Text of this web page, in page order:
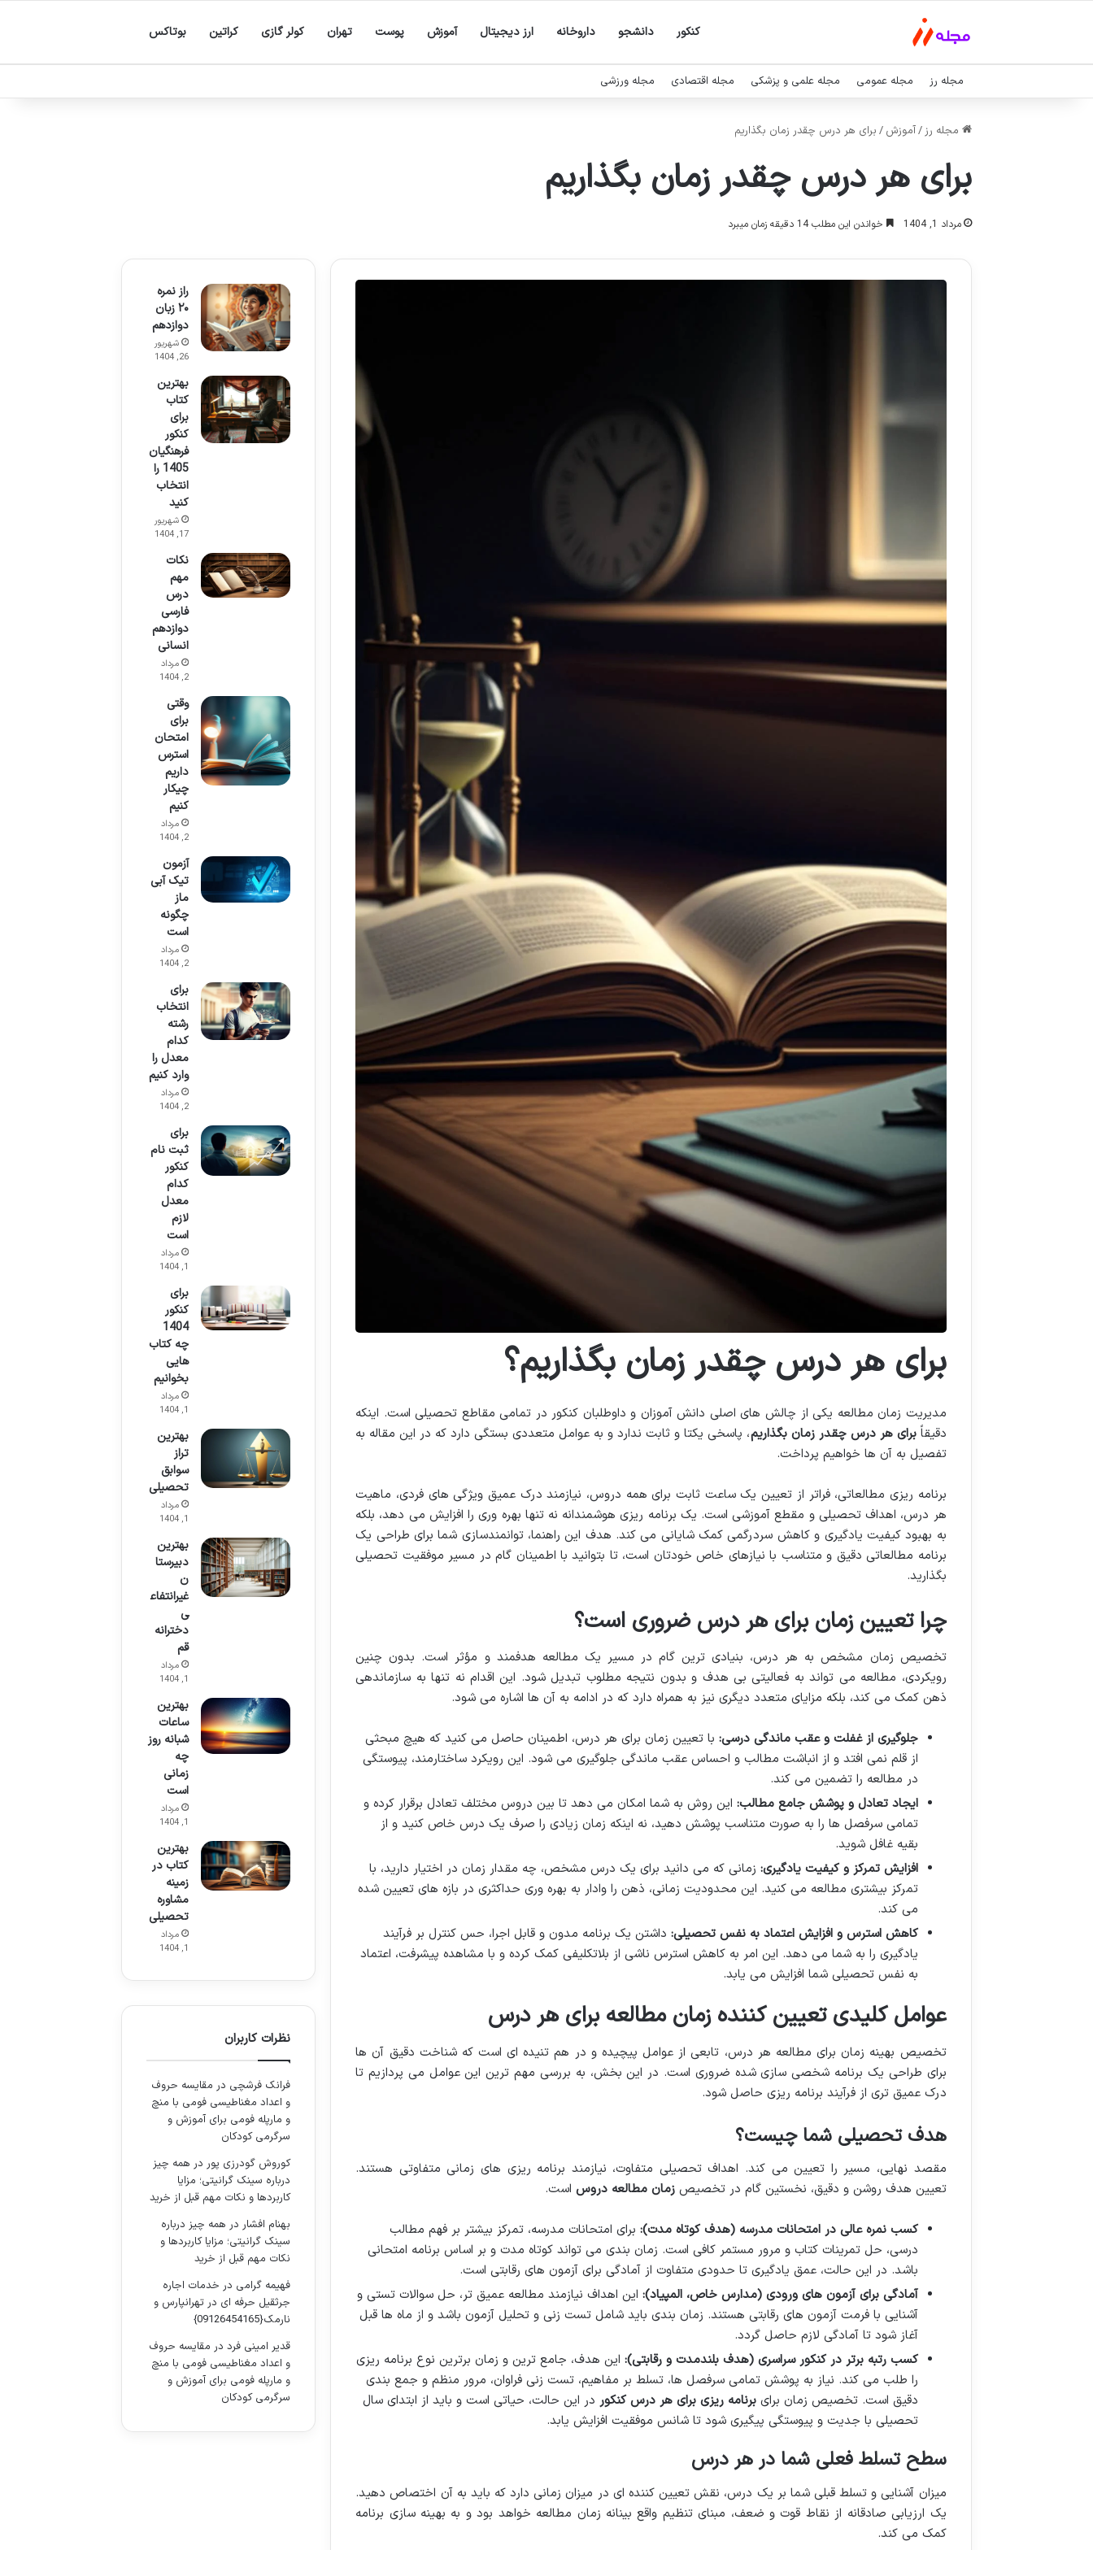
کنکور دانشجو داروخانه ارز دیجیتال آموزش پوست تهران کولر گازی کراتین بوتاکس
مجله رز مجله عمومی مجله علمی و پزشکی مجله اقتصادی مجله ورزشی
مجله رز/آموزش / برای هر درس چقدر زمان بگذاریم
برای هر درس چقدر زمان بگذاریم
مرداد 1, 1404 خواندن این مطلب 14 دقیقه زمان میبرد
برای هر درس چقدر زمان بگذاریم؟
مدیریت زمان مطالعه یکی از چالش های اصلی دانش آموزان و داوطلبان کنکور در تمامی مقاطع تحصیلی است. اینکه
دقیقاًبرای هر درس چقدر زمان بگذاریم، پاسخی یکتا و ثابت ندارد و به عوامل متعددی بستگی دارد که در این مقاله به
تفصیل به آن ها خواهیم پرداخت.
برنامه ریزی مطالعاتی، فراتر از تعیین یک ساعت ثابت برای همه دروس، نیازمند درک عمیق ویژگی های فردی، ماهیت
هر درس، اهداف تحصیلی و مقطع آموزشی است. یک برنامه ریزی هوشمندانه نه تنها بهره وری را افزایش می دهد، بلکه
به بهبود کیفیت یادگیری و کاهش سردرگمی کمک شایانی می کند. هدف این راهنما، توانمندسازی شما برای طراحی یک
برنامه مطالعاتی دقیق و متناسب با نیازهای خاص خودتان است، تا بتوانید با اطمینان گام در مسیر موفقیت تحصیلی
بگذارید.
چرا تعیین زمان برای هر درس ضروری است؟
تخصیص زمان مشخص به هر درس، بنیادی ترین گام در مسیر یک مطالعه هدفمند و مؤثر است. بدون چنین
رویکردی، مطالعه می تواند به فعالیتی بی هدف و بدون نتیجه مطلوب تبدیل شود. این اقدام نه تنها به سازماندهی
ذهن کمک می کند، بلکه مزایای متعدد دیگری نیز به همراه دارد که در ادامه به آن ها اشاره می شود.
جلوگیری از غفلت و عقب ماندگی درسی: با تعیین زمان برای هر درس، اطمینان حاصل می کنید که هیچ مبحثی
از قلم نمی افتد و از انباشت مطالب و احساس عقب ماندگی جلوگیری می شود. این رویکرد ساختارمند، پیوستگی
در مطالعه را تضمین می کند.
ایجاد تعادل و پوشش جامع مطالب: این روش به شما امکان می دهد تا بین دروس مختلف تعادل برقرار کرده و
تمامی سرفصل ها را به صورت متناسب پوشش دهید، نه اینکه زمان زیادی را صرف یک درس خاص کنید و از
بقیه غافل شوید.
افزایش تمرکز و کیفیت یادگیری: زمانی که می دانید برای یک درس مشخص، چه مقدار زمان در اختیار دارید، با
تمرکز بیشتری مطالعه می کنید. این محدودیت زمانی، ذهن را وادار به بهره وری حداکثری در بازه های تعیین شده
می کند.
کاهش استرس و افزایش اعتماد به نفس تحصیلی: داشتن یک برنامه مدون و قابل اجرا، حس کنترل بر فرآیند
یادگیری را به شما می دهد. این امر به کاهش استرس ناشی از بلاتکلیفی کمک کرده و با مشاهده پیشرفت، اعتماد
به نفس تحصیلی شما افزایش می یابد.
عوامل کلیدی تعیین کننده زمان مطالعه برای هر درس
تخصیص بهینه زمان برای مطالعه هر درس، تابعی از عوامل پیچیده و در هم تنیده ای است که شناخت دقیق آن ها
برای طراحی یک برنامه شخصی سازی شده ضروری است. در این بخش، به بررسی مهم ترین این عوامل می پردازیم تا
درک عمیق تری از فرآیند برنامه ریزی حاصل شود.
هدف تحصیلی شما چیست؟
مقصد نهایی، مسیر را تعیین می کند. اهداف تحصیلی متفاوت، نیازمند برنامه ریزی های زمانی متفاوتی هستند.
تعیین هدف روشن و دقیق، نخستین گام در تخصیصزمان مطالعه دروس است.
کسب نمره عالی در امتحانات مدرسه (هدف کوتاه مدت): برای امتحانات مدرسه، تمرکز بیشتر بر فهم مطالب
درسی، حل تمرینات کتاب و مرور مستمر کافی است. زمان بندی می تواند کوتاه مدت و بر اساس برنامه امتحانی
باشد. در این حالت، عمق یادگیری تا حدودی متفاوت از آمادگی برای آزمون های رقابتی است.
آمادگی برای آزمون های ورودی (مدارس خاص، المپیاد): این اهداف نیازمند مطالعه عمیق تر، حل سوالات تستی و
آشنایی با فرمت آزمون های رقابتی هستند. زمان بندی باید شامل تست زنی و تحلیل آزمون باشد و از ماه ها قبل
آغاز شود تا آمادگی لازم حاصل گردد.
کسب رتبه برتر در کنکور سراسری (هدف بلندمدت و رقابتی): این هدف، جامع ترین و زمان برترین نوع برنامه ریزی
را طلب می کند. نیاز به پوشش تمامی سرفصل ها، تسلط بر مفاهیم، تست زنی فراوان، مرور منظم و جمع بندی
دقیق است. تخصیص زمان برایبرنامه ریزی برای هر درس کنکور در این حالت، حیاتی است و باید از ابتدای سال
تحصیلی با جدیت و پیوستگی پیگیری شود تا شانس موفقیت افزایش یابد.
سطح تسلط فعلی شما در هر درس
میزان آشنایی و تسلط قبلی شما بر یک درس، نقش تعیین کننده ای در میزان زمانی دارد که باید به آن اختصاص دهید.
یک ارزیابی صادقانه از نقاط قوت و ضعف، مبنای تنظیم واقع بینانه زمان مطالعه خواهد بود و به بهینه سازی برنامه
کمک می کند.
راز نمره
۲۰ زبان
دوازدهم
شهریور
26, 1404
بهترین
کتاب
برای
کنکور
فرهنگیان
1405 را
انتخاب
کنید
شهریور
17, 1404
نکات
مهم
درس
فارسی
دوازدهم
انسانی
مرداد
2, 1404
وقتی
برای
امتحان
استرس
داریم
چیکار
کنیم
مرداد
2, 1404
آزمون
تیک آبی
ماز
چگونه
است
مرداد
2, 1404
برای
انتخاب
رشته
کدام
معدل را
وارد کنیم
مرداد
2, 1404
برای
ثبت نام
کنکور
کدام
معدل
لازم
است
مرداد
1, 1404
برای
کنکور
1404
چه کتاب
هایی
بخوانیم
مرداد
1, 1404
بهترین
تراز
سوابق
تحصیلی
مرداد
1, 1404
بهترین
دبیرستا
ن
غیرانتفاع
ی
دخترانه
قم
مرداد
1, 1404
بهترین
ساعات
شبانه روز
چه
زمانی
است
مرداد
1, 1404
بهترین
کتاب در
زمینه
مشاوره
تحصیلی
مرداد
1, 1404
نظرات کاربران
فرانک فرشچی در مقایسه حروف
و اعداد مغناطیسی فومی با منچ
و مارپله فومی برای آموزش و
سرگرمی کودکان
کوروش گودرزی پوردر همه چیز
درباره سینک گرانیتی؛ مزایا
کاربردها و نکات مهم قبل از خرید
بهنام افشاردر همه چیز درباره
سینک گرانیتی؛ مزایا کاربردها و
نکات مهم قبل از خرید
فهیمه گرامی در خدمات اجاره
جرثقیل حرفه ای در تهرانپارس و
نارمک{09126454165}
قدیر امینی فرددر مقایسه حروف
و اعداد مغناطیسی فومی با منچ
و مارپله فومی برای آموزش و
سرگرمی کودکان